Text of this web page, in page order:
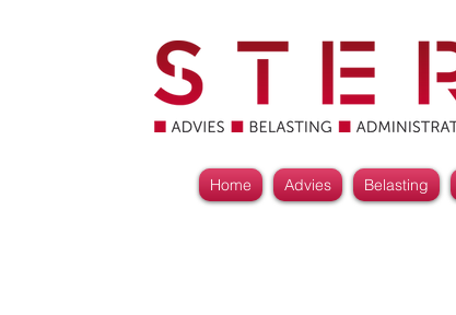
Home Advies Belasting